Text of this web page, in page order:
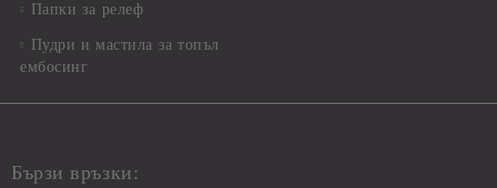
Папки за релеф
Пудри и мастила за топъл
ембосинг
Бързи връзки: